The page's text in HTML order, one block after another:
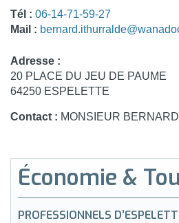
Tél : 06-14-71-59-27
Mail :
Adresse :
20 PLACE DU JEU DE PAUME
64250 ESPELETTE
Contact : MONSIEUR
Économie &
PROFESSIONNELS